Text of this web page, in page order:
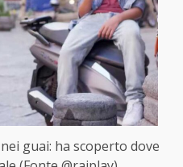
guai: ha scoperto dove